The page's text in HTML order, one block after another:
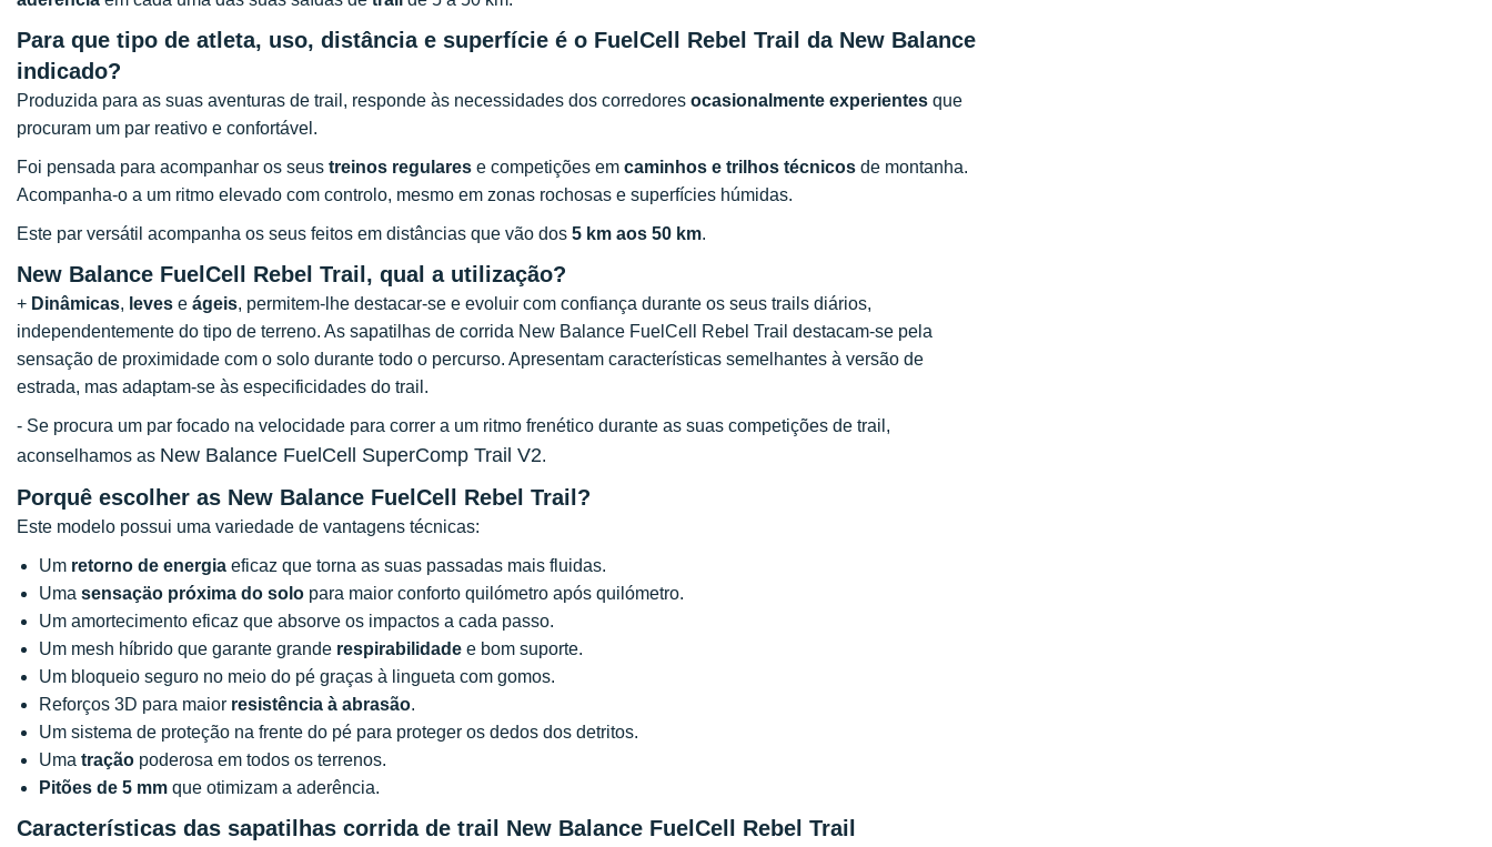
Para que tipo de atleta, uso, distância e superfície é o FuelCell Rebel Trail da New Balance
indicado?
Produzida para as suas aventuras de trail, responde às necessidades dos corredores ocasionalmente experientes que
procuram um par reativo e confortável.
Foi pensada para acompanhar os seus treinos regulares e competições em caminhos e trilhos técnicos de montanha.
Acompanha-o a um ritmo elevado com controlo, mesmo em zonas rochosas e superfícies húmidas.
Este par versátil acompanha os seus feitos em distâncias que vão dos 5 km aos 50 km.
New Balance FuelCell Rebel Trail, qual a utilização?
+ Dinâmicas, leves e ágeis, permitem-lhe destacar-se e evoluir com confiança durante os seus trails diários,
independentemente do tipo de terreno. As sapatilhas de corrida New Balance FuelCell Rebel Trail destacam-se pela
sensação de proximidade com o solo durante todo o percurso. Apresentam características semelhantes à versão de
estrada, mas adaptam-se às especificidades do trail.
- Se procura um par focado na velocidade para correr a um ritmo frenético durante as suas competições de trail,
aconselhamos as New Balance FuelCell SuperComp Trail V2.
Porquê escolher as New Balance FuelCell Rebel Trail?
Este modelo possui uma variedade de vantagens técnicas:
Um retorno de energia eficaz que torna as suas passadas mais fluidas.
Uma sensaçäo próxima do solo para maior conforto quilómetro após quilómetro.
Um amortecimento eficaz que absorve os impactos a cada passo.
Um mesh híbrido que garante grande respirabilidade e bom suporte.
Um bloqueio seguro no meio do pé graças à lingueta com gomos.
Reforços 3D para maior resistência à abrasão.
Um sistema de proteção na frente do pé para proteger os dedos dos detritos.
Uma tração poderosa em todos os terrenos.
Pitões de 5 mm que otimizam a aderência.
Características das sapatilhas corrida de trail New Balance FuelCell Rebel Trail